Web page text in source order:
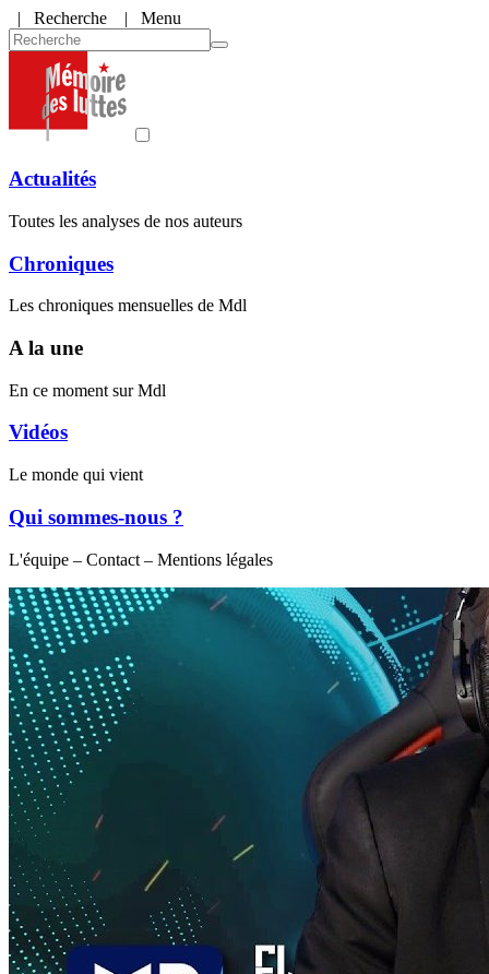
| Recherche | Menu
Actualités
Toutes les analyses de nos auteurs
Chroniques
Les chroniques mensuelles de Mdl
A la une
En ce moment sur Mdl
Vidéos
Le monde qui vient
Qui sommes-nous ?
L'équipe – Contact – Mentions légales